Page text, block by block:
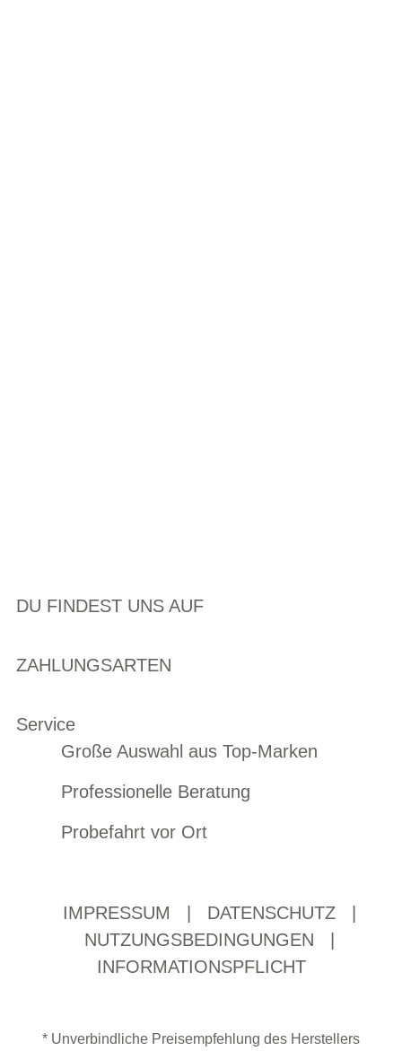
DU FINDEST UNS AUF
ZAHLUNGSARTEN
Service
Große Auswahl aus Top-Marken
Professionelle Beratung
Probefahrt vor Ort
IMPRESSUM DATENSCHUTZ
NUTZUNGSBEDINGUNGEN
INFORMATIONSPFLICHT
* Unverbindliche Preisempfehlung des Herstellers